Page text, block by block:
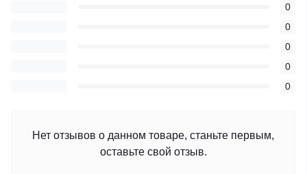
0
0
0
0
0
Нет отзывов о данном товаре, станьте первым,
оставьте свой отзыв.